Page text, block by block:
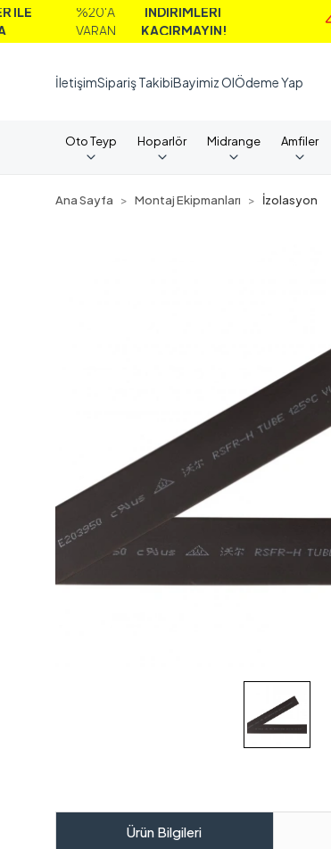
%20'A
İNDİRİMLERİ
KAÇIRMAYIN!
İletişimSipariş TakibiBayimiz OlÖdeme Yap
Oto Teyp Hoparlör Midrange Amfiler
Ana Sayfa Montaj Ekipmanları İzolasyon
Ürün Bilgileri